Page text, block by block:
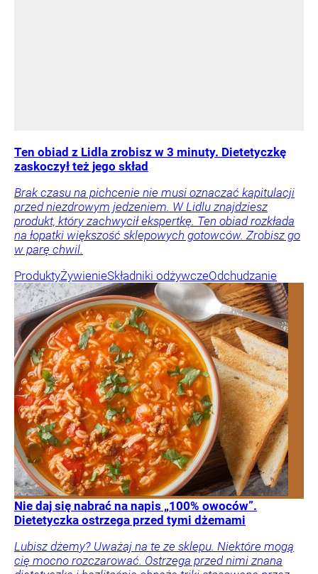
Ten obiad z Lidla zrobisz w 3 minuty. Dietetyczkę
zaskoczył też jego skład
Brak czasu na pichcenie nie musi oznaczać kapitulacji
przed niezdrowym jedzeniem. W Lidlu znajdziesz
produkt, który zachwycił ekspertkę. Ten obiad rozkłada
na łopatki większość sklepowych gotowców. Zrobisz go
w parę chwil.
ProduktyŻywienieSkładniki odżywczeOdchudzanie
Nie daj się nabrać na napis „100% owoców”.
Dietetyczka ostrzega przed tymi dżemami
Lubisz dżemy? Uważaj na te ze sklepu. Niektóre mogą
cię mocno rozczarować. Ostrzega przed nimi znana